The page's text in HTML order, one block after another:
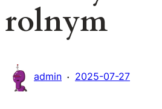
rolnym
admin · 2025-07-27